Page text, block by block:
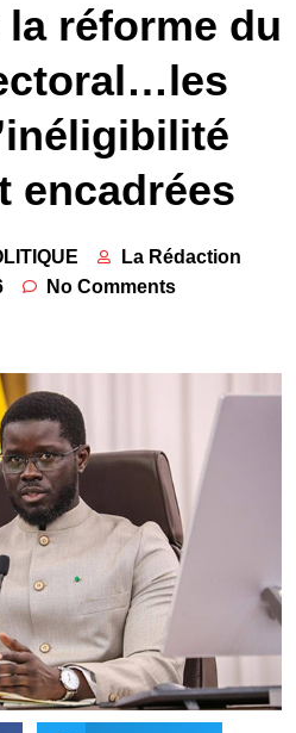
réforme du
encadrées
La Rédaction
No Comments